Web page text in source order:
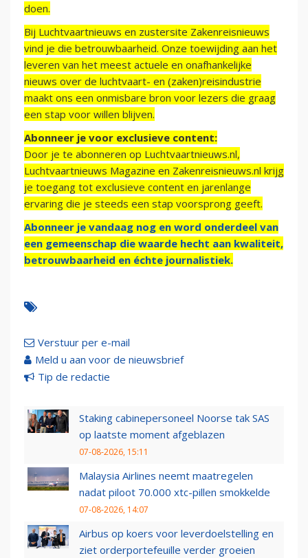
doen.
Bij Luchtvaartnieuws en zustersite Zakenreisnieuws
vind je die betrouwbaarheid. Onze toewijding aan het
leveren van het meest actuele en onafhankelijke
nieuws over de luchtvaart- en (zaken)reisindustrie
maakt ons een onmisbare bron voor lezers die graag
een stap voor willen blijven.
Abonneer je voor exclusieve content:
Door je te abonneren op Luchtvaartnieuws.nl,
Luchtvaartnieuws Magazine en Zakenreisnieuws.nl krijg
je toegang tot exclusieve content en jarenlange
ervaring die je steeds een stap voorsprong geeft.
Abonneer je vandaag nog en word onderdeel van
een gemeenschap die waarde hecht aan kwaliteit,
betrouwbaarheid en échte journalistiek.
Verstuur per e-mail
Meld u aan voor de nieuwsbrief
Tip de redactie
Staking cabinepersoneel Noorse tak SAS
op laatste moment afgeblazen
07-08-2026, 15:11
Malaysia Airlines neemt maatregelen
nadat piloot 70.000 xtc-pillen smokkelde
07-08-2026, 14:07
Airbus op koers voor leverdoelstelling en
ziet orderportefeuille verder groeien